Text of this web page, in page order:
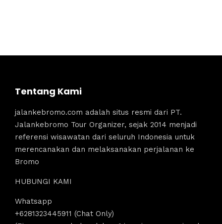
Tentang Kami
jalankebromo.com adalah situs resmi dari PT.
Jalankebromo Tour Organizer, sejak 2014 menjadi
referensi wisawatan dari seluruh Indonesia untuk
merencanakan dan melaksanakan perjalanan ke
Bromo
HUBUNGI KAMI
Whatsapp
+6281323445911 (Chat Only)